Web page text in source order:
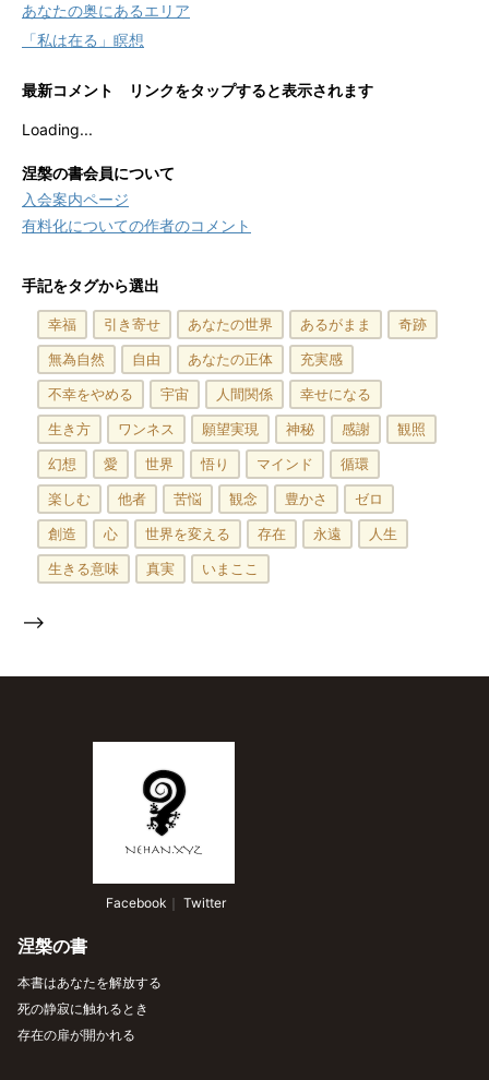
あなたの奥にあるエリア
「私は在る」瞑想
最新コメント リンクをタップすると表示されます
Loading...
涅槃の書会員について
入会案内ページ
有料化についての作者のコメント
手記をタグから選出
幸福 引き寄せ あなたの世界 あるがまま
奇跡
無為自然
自由 あなたの正体
充実感
不幸をやめる
宇宙 人間関係
幸せになる
生き方
ワンネス 願望実現 神秘 感謝
観照
幻想
愛 世界 悟り マインド
循環
楽しむ
他者 苦悩 観念 豊かさ
ゼロ
創造
心 世界を変える 存在 永遠
人生
生きる意味
真実 いまここ
-->
Facebook ｜ Twitter
涅槃の書
本書はあなたを解放する
死の静寂に触れるとき
存在の扉が開かれる